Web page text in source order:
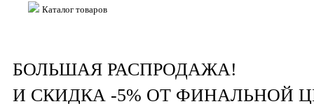
Каталог товаров
БОЛЬШАЯ РАСПРОДАЖА!
И СКИДКА -5% ОТ ФИНАЛЬНОЙ